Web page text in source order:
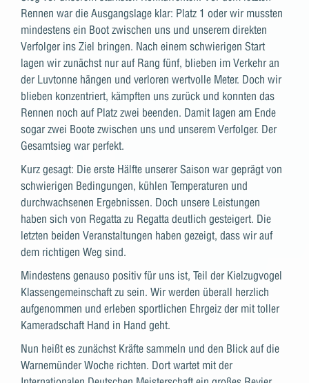
Rennen war die Ausgangslage klar: Platz 1 oder wir mussten
mindestens ein Boot zwischen uns und unserem direkten
Verfolger ins Ziel bringen. Nach einem schwierigen Start
lagen wir zunächst nur auf Rang fünf, blieben im Verkehr an
der Luvtonne hängen und verloren wertvolle Meter. Doch wir
blieben konzentriert, kämpften uns zurück und konnten das
Rennen noch auf Platz zwei beenden. Damit lagen am Ende
sogar zwei Boote zwischen uns und unserem Verfolger. Der
Gesamtsieg war perfekt.
Kurz gesagt: Die erste Hälfte unserer Saison war geprägt von
schwierigen Bedingungen, kühlen Temperaturen und
durchwachsenen Ergebnissen. Doch unsere Leistungen
haben sich von Regatta zu Regatta deutlich gesteigert. Die
letzten beiden Veranstaltungen haben gezeigt, dass wir auf
dem richtigen Weg sind.
Mindestens genauso positiv für uns ist, Teil der Kielzugvogel
Klassengemeinschaft zu sein. Wir werden überall herzlich
aufgenommen und erleben sportlichen Ehrgeiz der mit toller
Kameradschaft Hand in Hand geht.
Nun heißt es zunächst Kräfte sammeln und den Blick auf die
Warnemünder Woche richten. Dort wartet mit der